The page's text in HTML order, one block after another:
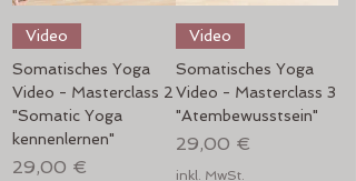
Video
Somatisches Yoga
Video - Masterclass 2
"Somatic Yoga
kennenlernen"
Preis
29,00 €
Video
Somatisches Yoga
Video - Masterclass 3
"Atembewusstsein"
Preis
29,00 €
inkl. MwSt.